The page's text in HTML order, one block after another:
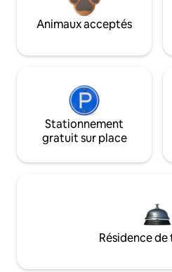
Animaux acceptés
Stationnement
gratuit sur place
Résidence